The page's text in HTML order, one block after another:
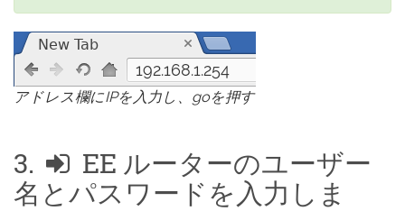
192.168.1.254
アドレス欄にIPを入力し、goを押す
3.
EE ルーターのユーザー
名とパスワードを入力しま